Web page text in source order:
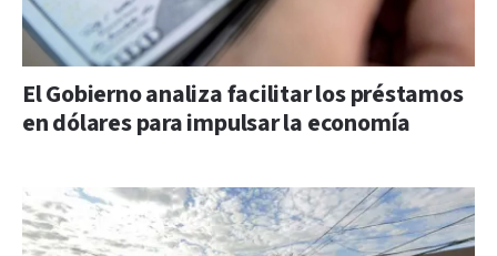
El Gobierno analiza facilitar los préstamos
en dólares para impulsar la economía